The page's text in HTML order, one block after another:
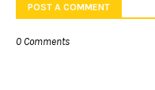
POST A COMMENT
0 Comments